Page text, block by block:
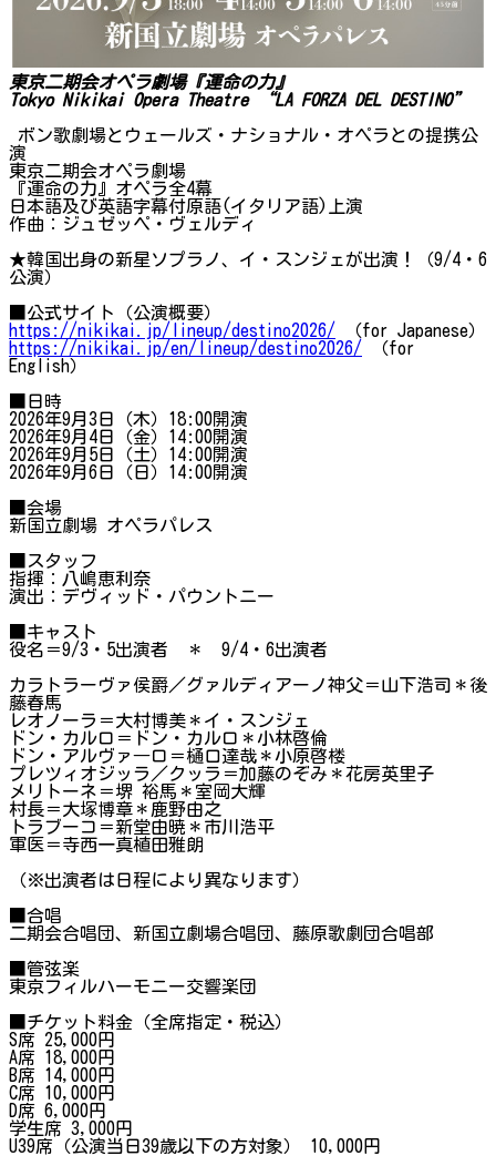
東京二期会オペラ劇場『運命の力』
Tokyo Nikikai Opera Theatre “LA FORZA DEL DESTINO”
ボン歌劇場とウェールズ・ナショナル・オペラとの提携公
演
東京二期会オペラ劇場
『運命の力』オペラ全4幕
日本語及び英語字幕付原語(イタリア語)上演
作曲：ジュゼッペ・ヴェルディ
★韓国出身の新星ソプラノ、イ・スンジェが出演！（9/4・6
公演）
■公式サイト（公演概要）
https://nikikai.jp/lineup/destino2026/ （for Japanese）
https://nikikai.jp/en/lineup/destino2026/ （for
English）
■日時
2026年9月3日（木）18:00開演
2026年9月4日（金）14:00開演
2026年9月5日（土）14:00開演
2026年9月6日（日）14:00開演
■会場
新国立劇場 オペラパレス
■スタッフ
指揮：八嶋恵利奈
演出：デヴィッド・パウントニー
■キャスト
役名＝9/3・5出演者 ＊ 9/4・6出演者
カラトラーヴァ侯爵／グァルディアーノ神父＝山下浩司＊後
藤春馬
レオノーラ＝大村博美＊イ・スンジェ
ドン・カルロ＝ドン・カルロ＊小林啓倫
ドン・アルヴァ―ロ＝樋口達哉＊小原啓楼
プレツィオジッラ／クッラ＝加藤のぞみ＊花房英里子
メリトーネ＝堺 裕馬＊室岡大輝
村長＝大塚博章＊鹿野由之
トラブーコ＝新堂由暁＊市川浩平
軍医＝寺西一真植田雅朗
（※出演者は日程により異なります）
■合唱
二期会合唱団、新国立劇場合唱団、藤原歌劇団合唱部
■管弦楽
東京フィルハーモニー交響楽団
■チケット料金（全席指定・税込）
S席 25,000円
A席 18,000円
B席 14,000円
C席 10,000円
D席 6,000円
学生席 3,000円
U39席（公演当日39歳以下の方対象） 10,000円